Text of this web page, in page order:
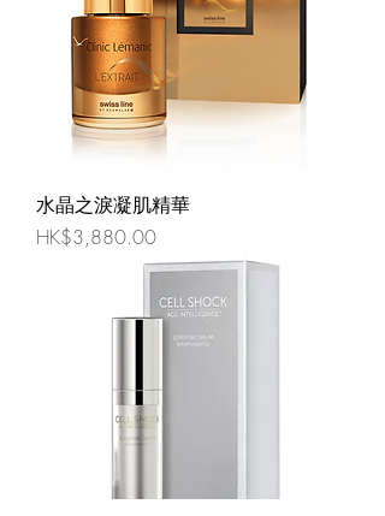
水晶之淚凝肌精華
價格
HK$3,880.00